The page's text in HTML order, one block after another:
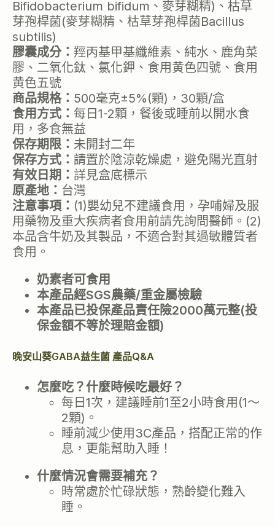
Bifidobacterium bifidum、麥芽糊精)、枯草
芽孢桿菌(麥芽糊精、枯草芽孢桿菌Bacillus
subtilis)
膠囊成分： 羥丙基甲基纖維素、純水、鹿角菜
膠、二氧化鈦、氯化鉀、食用黄色四號、食用
黄色五號
商品規格： 500毫克±5%(顆)，30顆/盒
食用方式： 每日1-2顆，餐後或睡前以開水食
用，多食無益
保存期限： 未開封二年
保存方式： 請置於陰涼乾燥處，避免陽光直射
有效日期： 詳見盒底標示
原產地： 台灣
注意事項： (1)嬰幼兒不建議食用，孕哺婦及服
用藥物及重大疾病者食用前請先詢問醫師。(2)
本品含牛奶及其製品，不適合對其過敏體質者
食用。
奶素者可食用
本產品經SGS農藥/重金屬檢驗
本產品已投保產品責任險2000萬元整(投
保金額不等於理賠金額)
晚安山葵GABA益生菌 產品Q&A
怎麼吃？什麼時候吃最好？
每日1次，建議睡前1至2小時食用(1～
2顆)。
睡前減少使用3C產品，搭配正常的作
息，更能幫助入睡！
什麼情況會需要補充？
時常處於忙碌狀態，熟齡變化難入
睡。